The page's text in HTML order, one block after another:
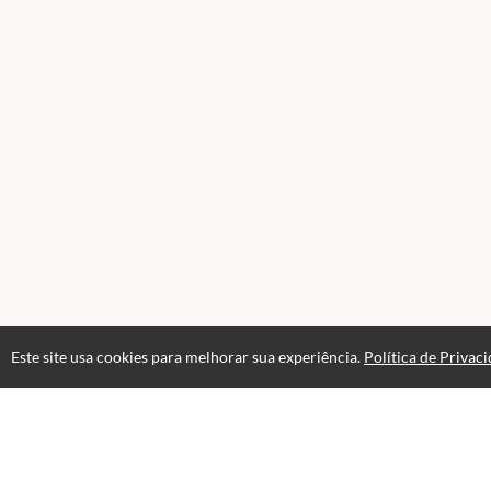
Este site usa cookies para melhorar sua experiência. Política de